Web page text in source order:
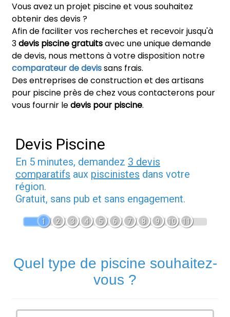
Vous avez un projet piscine et vous souhaitez
obtenir des devis ?
Afin de faciliter vos recherches et recevoir jusqu'à
3devis piscine gratuitsavec une unique demande
de devis, nous mettons à votre disposition notre
comparateur de devissans frais.
Des entreprises de construction et des artisans
pour piscine près de chez vous contacterons pour
vous fournir ledevis pour piscine.
Devis Piscine
En 5 minutes, demandez 3 devis
comparatifs aux piscinistes dans votre
région.
Gratuit, sans pub et sans engagement.
1 2 3 4 5 6 7 8 9 10 11
Quel type de piscine souhaitez-
vous ?